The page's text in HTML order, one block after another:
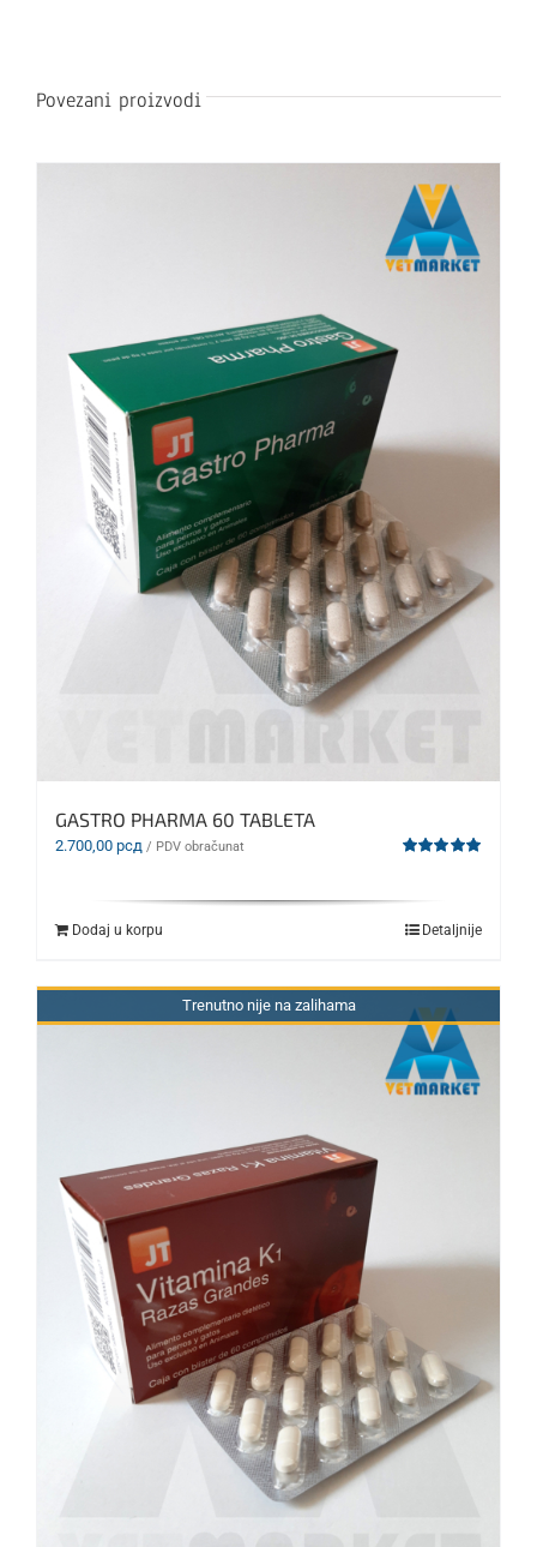
Povezani proizvodi
GASTRO PHARMA 60 TABLETA
2.700,00 рсд / PDV obračunat
Dodaj u korpu Detaljnije
Trenutno nije na zalihama